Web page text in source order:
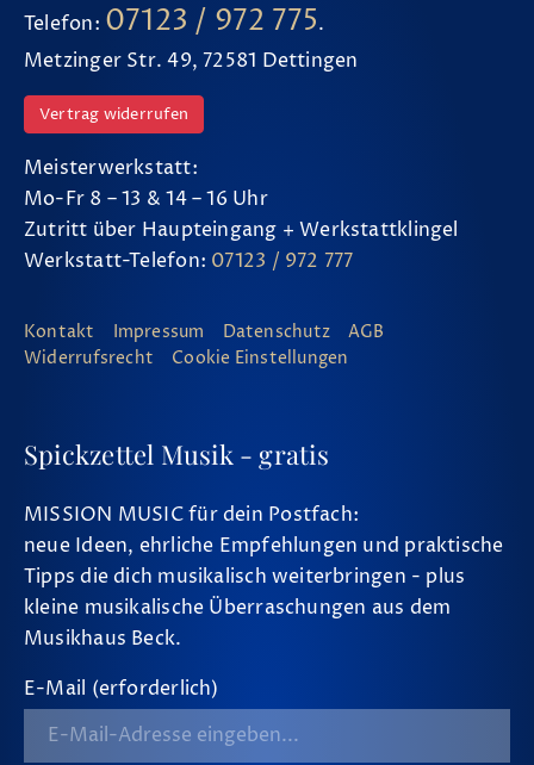
Telefon: 07123 / 972 775.
Metzinger Str. 49, 72581 Dettingen
Vertrag widerrufen
Meisterwerkstatt:
Mo-Fr 8 – 13 & 14 – 16 Uhr
Zutritt über Haupteingang + Werkstattklingel
Werkstatt-Telefon: 07123 / 972 777
Kontakt Impressum Datenschutz
AGB
Widerrufsrecht
Cookie Einstellungen
Spickzettel Musik - gratis
MISSION MUSIC für dein Postfach:
neue Ideen, ehrliche Empfehlungen und praktische
Tipps die dich musikalisch weiterbringen - plus
kleine musikalische Überraschungen aus dem
Musikhaus Beck.
E-Mail (erforderlich)